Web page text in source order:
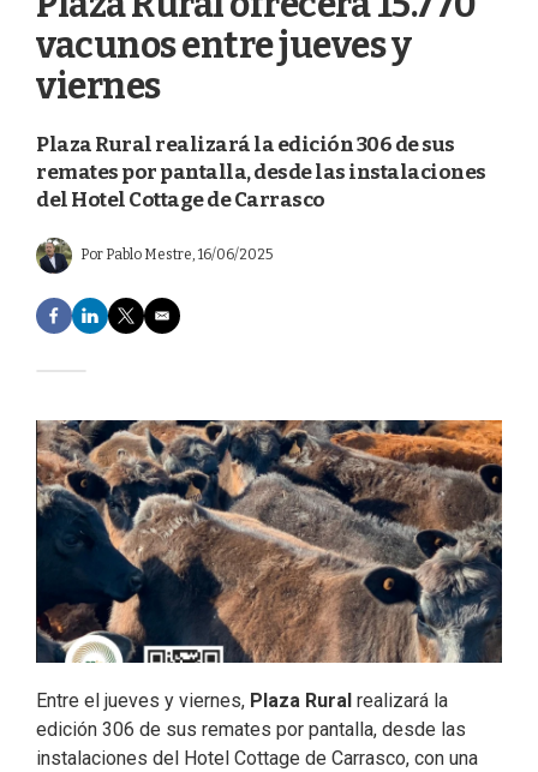
vacunos entre jueves y
viernes
Plaza Rural realizará la edición 306 de sus
remates por pantalla, desde las instalaciones
del Hotel Cottage de Carrasco
Por Pablo Mestre, 16/06/2025
F
a
e
o
o
k
L
i
d
I
n
T
w
e
r
E
m
Entre el jueves y viernes, Plaza Rural realizará la
edición 306 de sus remates por pantalla, desde las
instalaciones del Hotel Cottage de Carrasco, con una